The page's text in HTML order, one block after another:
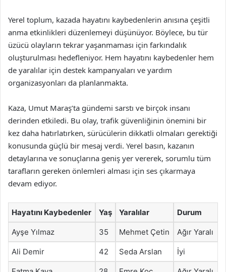
Yerel toplum, kazada hayatını kaybedenlerin anısına çeşitli
anma etkinlikleri düzenlemeyi düşünüyor. Böylece, bu tür
üzücü olayların tekrar yaşanmaması için farkındalık
oluşturulması hedefleniyor. Hem hayatını kaybedenler hem
de yaralılar için destek kampanyaları ve yardım
organizasyonları da planlanmakta.
Kaza, Umut Maraş’ta gündemi sarstı ve birçok insanı
derinden etkiledi. Bu olay, trafik güvenliğinin önemini bir
kez daha hatırlatırken, sürücülerin dikkatli olmaları gerektiği
konusunda güçlü bir mesaj verdi. Yerel basın, kazanın
detaylarına ve sonuçlarına geniş yer vererek, sorumlu tüm
tarafların gereken önlemleri alması için ses çıkarmaya
devam ediyor.
Hayatını Kaybedenler Yaş Yaralılar Durum
Ayşe Yılmaz 35 Mehmet Çetin Ağır Yaralı
Ali Demir 42 Seda Arslan İyi